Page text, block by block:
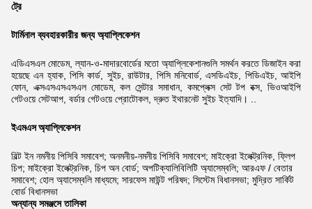
ট্রে
টার্মিনাল ব্যবহারকারীর জন্য অ্যাপ্লিকেশন
এডিএসএল মোডেম, ল্যান-ও-মাদারবোর্ডের মতো অ্যাপ্লিকেশানগুলি সমর্থন করতে ডিজাইন করা
হয়েছে এনহ্যাক, পিসি কার্ড, সুইচ, রাউটার, পিসি মনিবোর্ড, এসডিএইচ, পিডিএইচ, আইপি
ফোন, এক্সএসএসএসএল মোডেম, কল সেন্টার সমাধান, কমপ্লেক্স সেট টপ বক্স, ভিওআইপি
গেটওয়ে সেটআপ, বর্ডার গেটওয়ে প্রোটোকল, দ্রুত ইথারনেট সুইচ ইত্যাদি। ..
ইএমএস অ্যাপ্লিকেশন
বিল্ট ইন নমনীয় পিসিবি সমাবেশ; অনমনীয়-নমনীয় পিসিবি সমাবেশ; মাইক্রো ইলেক্ট্রনিক, ফ্লিপ
চিপ; মাইক্রো ইলেক্ট্রনিক, চিপ অন বোর্ড; অপটিক্যালিবিলিটি অ্যাসেম্বলি; আরএফ / বেতার
সমাবেশ; হোল অ্যাসেম্বলি মাধ্যমে; সারফেস মাউন্ট পরিষদ; সিস্টেম বিধানসভা; মুদ্রিত সার্কিট
বোর্ড বিধানসভা
অন্যান্য সমঞ্জসে তালিকা